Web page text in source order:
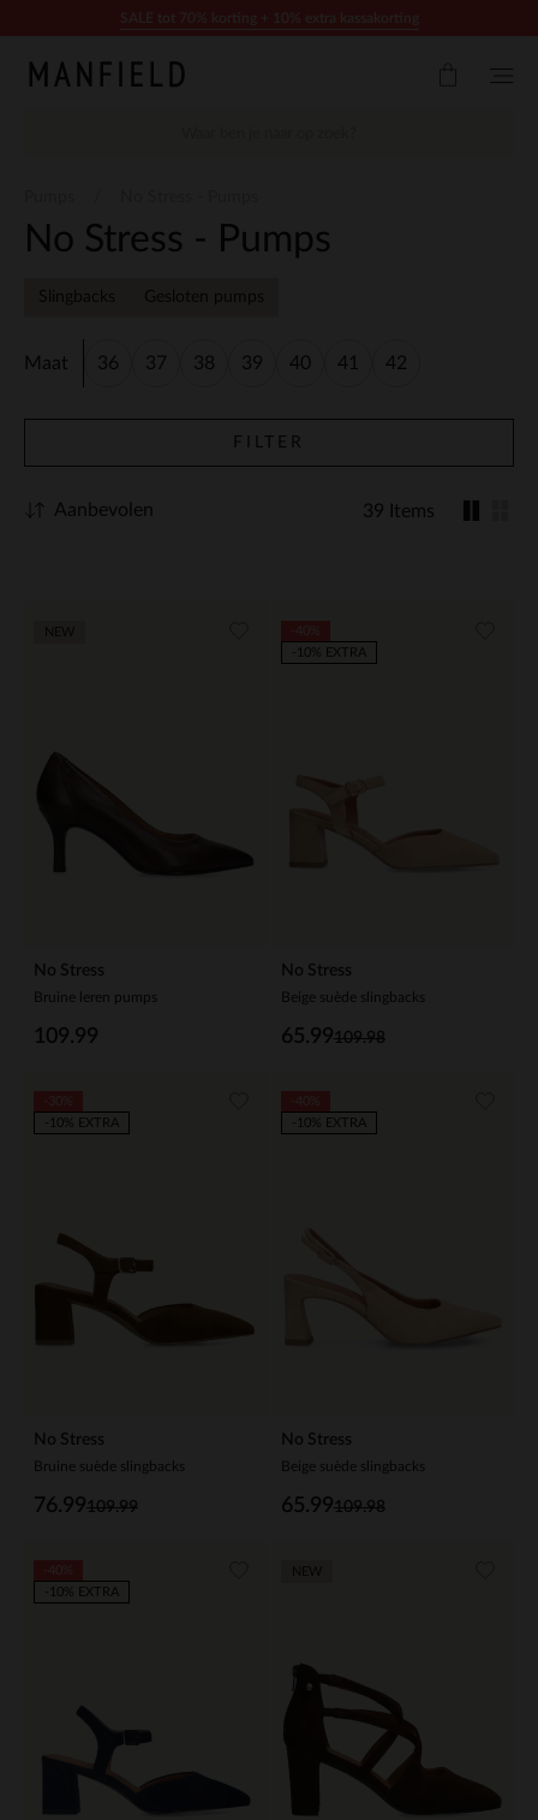
No Stress - Pumps
Slingbacks Gesloten pumps
Maat 36 37 38 39 40 41 42
FILTER
39 Items
Aanbevolen
No Stress
Bruine leren pumps
109.99
No Stress
Beige suède slingbacks
109.98
65.99
-10% EXTRA
No Stress
Bruine suède slingbacks
109.99
76.99
-10% EXTRA
No Stress
Beige suède slingbacks
109.98
65.99
-10% EXTRA
-10% EXTRA